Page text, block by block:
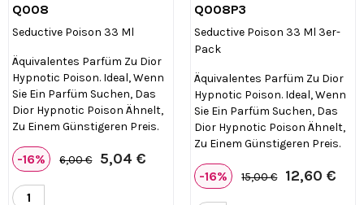
Q008
Seductive Poison 33 Ml
Äquivalentes Parfüm Zu Dior
Hypnotic Poison. Ideal, Wenn
Sie Ein Parfüm Suchen, Das
Dior Hypnotic Poison Ähnelt,
Zu Einem Günstigeren Preis.
-16% 6,00 € 5,04 €

Q008P3
Seductive Poison 33 Ml 3er-
Pack
Äquivalentes Parfüm Zu Dior
Hypnotic Poison. Ideal, Wenn
Sie Ein Parfüm Suchen, Das
Dior Hypnotic Poison Ähnelt,
Zu Einem Günstigeren Preis.
-16% 15,00 € 12,60 €